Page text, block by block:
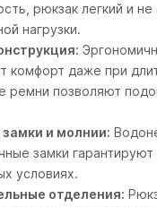
рюкзак легкий и не
нагрузки.
комфорт даже при
ремни позволяют
и молнии:
замки
условиях.
отделения: